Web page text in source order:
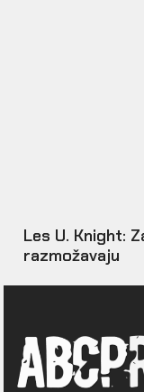
Les U. Knight:
razmožavaju